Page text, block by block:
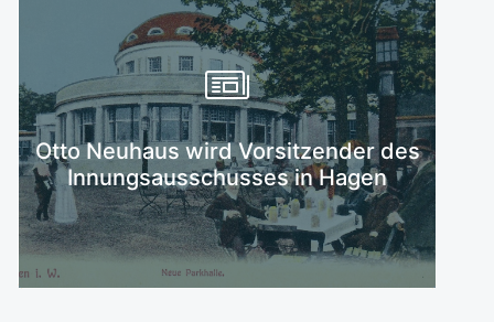
Otto Neuhaus wird Vorsitzender des
Innungsausschusses in Hagen
Mehr erfahren